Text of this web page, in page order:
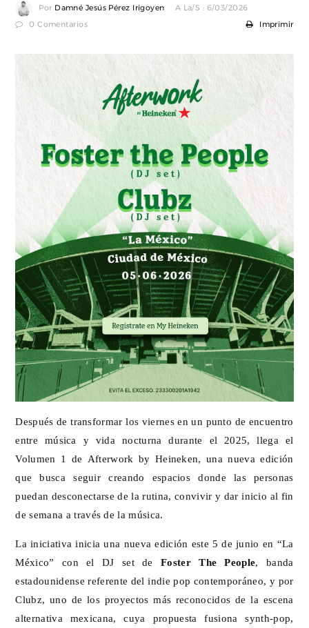
Por Damné Jesús Pérez Irigoyen A La/s : 6/03/2026
0 Comentarios Imprimir
Después de transformar los viernes en un punto de encuentro
entre música y vida nocturna durante el 2025, llega el
Volumen 1 de Afterwork by Heineken, una nueva edición
que busca seguir creando espacios donde las personas
puedan desconectarse de la rutina, convivir y dar inicio al fin
de semana a través de la música.
La iniciativa inicia una nueva edición este 5 de junio en “La
México” con el DJ set deFoster The People , banda
estadounidense referente del indie pop contemporáneo, y por
Clubz, uno de los proyectos más reconocidos de la escena
alternativa mexicana, cuya propuesta fusiona synth-pop,